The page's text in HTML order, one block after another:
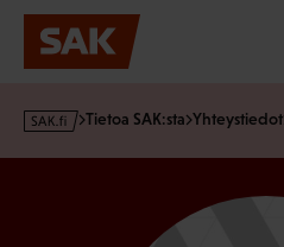
Hyppää
sisältöön
s
Tietoa SAK:sta Yhteystiedot